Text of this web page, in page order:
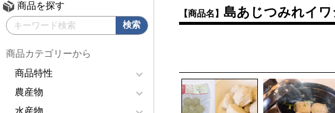
商品を探す
商品カテゴリーから
商品特性
農産物
水産物
【商品名】 島あじつみれイワ